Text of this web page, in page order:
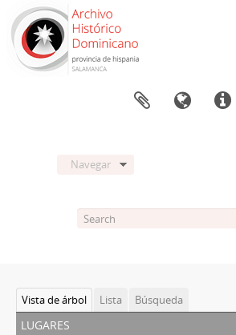
Navegar
Vista de árbol Lista Búsqueda
lugares